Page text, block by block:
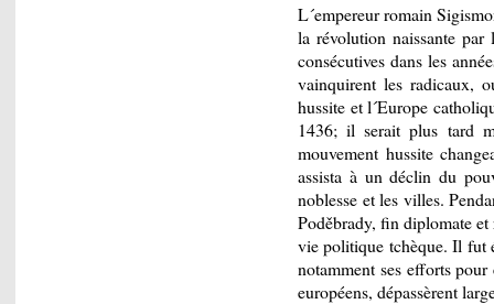
L´empereur romain
la révolution naissante par
consécutives dans les
vainquirent les radicaux,
hussite et l´Europe
1436; il serait plus tard
mouvement hussite
assista à un déclin du
noblesse et les villes.
Poděbrady, fin diplomate
vie politique tchèque. Il fut
notamment ses efforts
européens, dépassèrent